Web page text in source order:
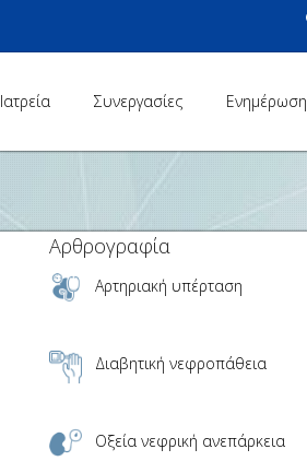
Ιατρεία Συνεργασίες Ενημέρωση
Αρθρογραφία
Αρτηριακή υπέρταση
Διαβητική νεφροπάθεια
Οξεία νεφρική ανεπάρκεια